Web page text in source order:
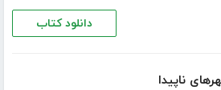
دانلود کتاب
ناپیدا